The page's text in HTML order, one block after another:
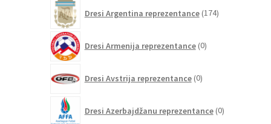
Dresi Argentina reprezentance 174izdelkov
Dresi Armenija reprezentance 0izdelkov
Dresi Avstrija reprezentance 0izdelkov
Dresi Azerbajdžanu reprezentance 0izdelkov